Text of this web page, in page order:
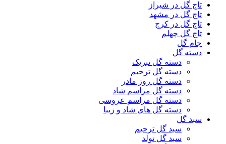
تاج گل در شیراز
تاج گل در مشهد
تاج گل در کرج
تاج گل چهلم
جام گل
دسته گل
دسته گل تبریک
دسته گل ترحیم
دسته گل روز مادر
دسته گل مراسم شاد
دسته گل مراسم عروسی
دسته گل های شاد و زیبا
سبد گل
سبد گل ترحیم
سبد گل تولد